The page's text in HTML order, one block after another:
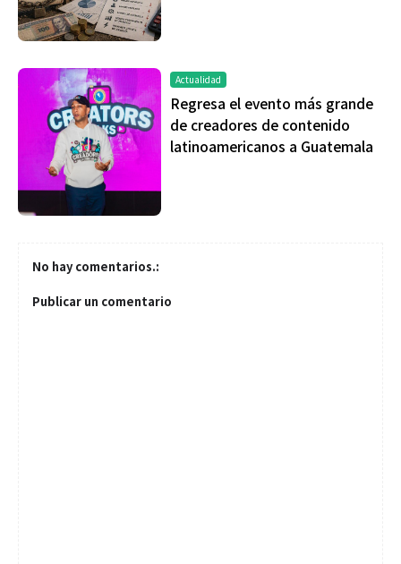
Actualidad
Regresa el evento más grande
de creadores de contenido
latinoamericanos a Guatemala
No hay comentarios.:
Publicar un comentario